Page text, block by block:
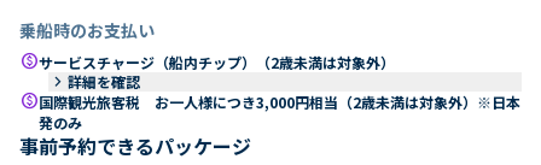
乗船時のお支払い
paidサービスチャージ（船内チップ）（2歳未満は対象外）
keyboard_arrow_right 詳細を確認
paid国際観光旅客税 お一人様につき3,000円相当（2歳未満は対象外）※日本
発のみ
事前予約できるパッケージ